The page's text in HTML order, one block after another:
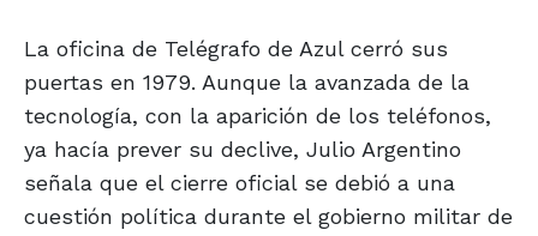
La oficina de Telégrafo de Azul cerró sus
puertas en 1979. Aunque la avanzada de la
tecnología, con la aparición de los teléfonos,
ya hacía prever su declive, Julio Argentino
señala que el cierre oficial se debió a una
cuestión política durante el gobierno militar de